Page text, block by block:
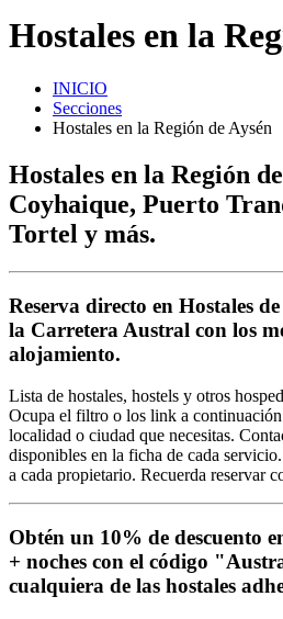
Hostales en la
INICIO
Secciones
Hostales en la Región de Aysén
Hostales en la Región
Coyhaique, Puerto
Tortel y más.
Reserva directo en Hostales
la Carretera Austral con los
alojamiento.
Lista de hostales, hostels y otros
Ocupa el filtro o los link a continuación
localidad o ciudad que necesitas.
disponibles en la ficha de cada
a cada propietario. Recuerda reservar
Obtén un 10% de descuento
+ noches con el código
cualquiera de las hostales